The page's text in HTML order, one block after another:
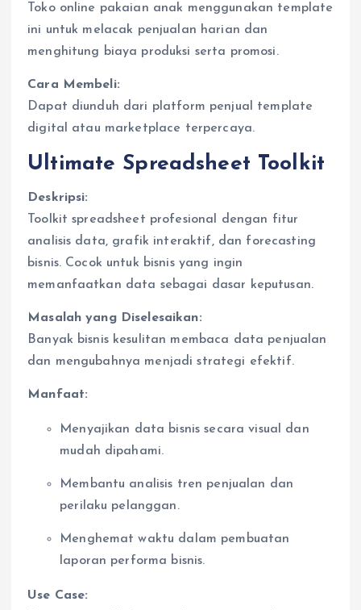
Toko online pakaian anak menggunakan template
ini untuk melacak penjualan harian dan
menghitung biaya produksi serta promosi.
Cara Membeli:
Dapat diunduh dari platform penjual template
digital atau marketplace terpercaya.
Ultimate Spreadsheet Toolkit
Deskripsi:
Toolkit spreadsheet profesional dengan fitur
analisis data, grafik interaktif, dan forecasting
bisnis. Cocok untuk bisnis yang ingin
memanfaatkan data sebagai dasar keputusan.
Masalah yang Diselesaikan:
Banyak bisnis kesulitan membaca data penjualan
dan mengubahnya menjadi strategi efektif.
Manfaat:
Menyajikan data bisnis secara visual dan
mudah dipahami.
Membantu analisis tren penjualan dan
perilaku pelanggan.
Menghemat waktu dalam pembuatan
laporan performa bisnis.
Use Case: